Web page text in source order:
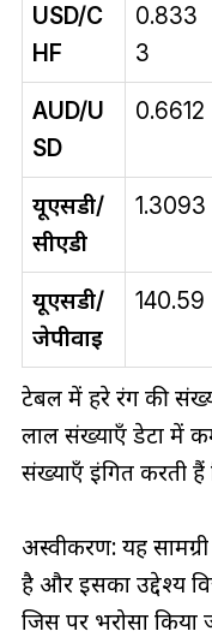
USD/C
HF
0.833
3
AUD/U
SD
0.6612
यूएसडी/
सीएडी
1.3093
यूएसडी/
जेपीवाई
140.59
टेबल में हरे रंग की
लाल संख्याएँ डेटा में
संख्याएँ इंगित करती हैं
अस्वीकरण: यह
है और इसका उद्देश्य
जिस पर भरोसा किया